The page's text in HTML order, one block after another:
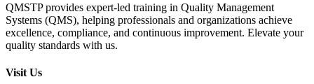
QMSTP provides expert-led training in Quality Management
Systems (QMS), helping professionals and organizations achieve
excellence, compliance, and continuous improvement. Elevate your
quality standards with us.
Visit Us